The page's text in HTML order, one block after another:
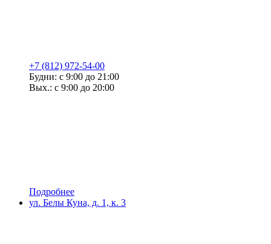
+7 (812) 972-54-00
Будни: с 9:00 до 21:00
Вых.: с 9:00 до 20:00
Подробнее
ул. Белы Куна, д. 1, к. 3